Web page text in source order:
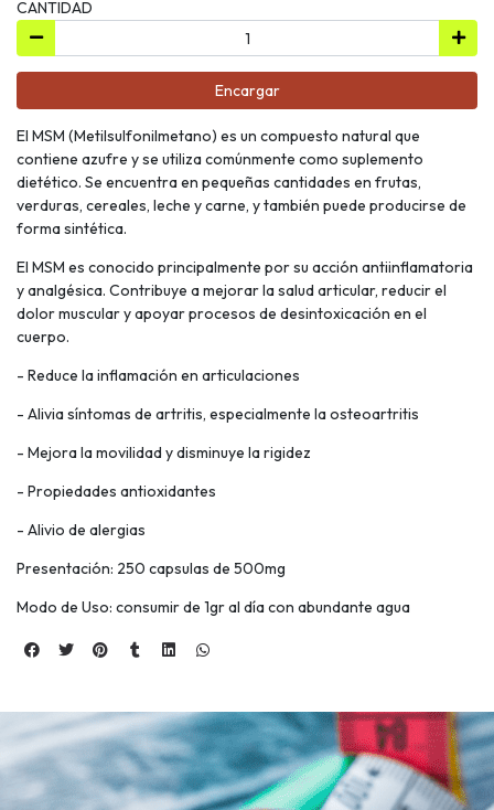
CANTIDAD
Encargar
El MSM (Metilsulfonilmetano) es un compuesto natural que
contiene azufre y se utiliza comúnmente como suplemento
dietético. Se encuentra en pequeñas cantidades en frutas,
verduras, cereales, leche y carne, y también puede producirse de
forma sintética.
El MSM es conocido principalmente por su acción antiinflamatoria
y analgésica. Contribuye a mejorar la salud articular, reducir el
dolor muscular y apoyar procesos de desintoxicación en el
cuerpo.
- Reduce la inflamación en articulaciones
- Alivia síntomas de artritis, especialmente la osteoartritis
- Mejora la movilidad y disminuye la rigidez
- Propiedades antioxidantes
- Alivio de alergias
Presentación: 250 capsulas de 500mg
Modo de Uso: consumir de 1gr al día con abundante agua